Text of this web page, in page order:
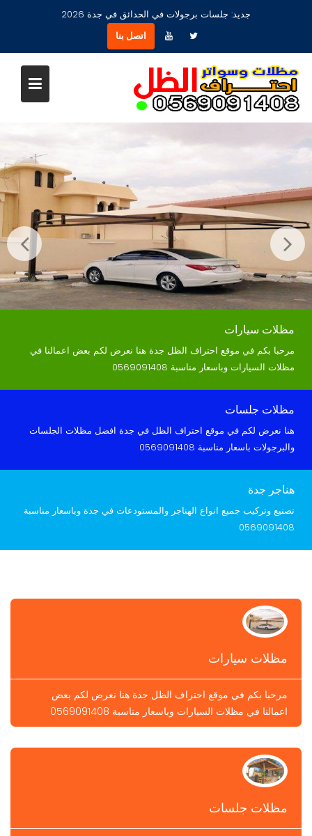
جديد: جلسات برجولات في الحدائق في جدة 2026
اتصل بنا
مظلات سيارات
مرحبا بكم في موقع احتراف الظل جدة هنا نعرض لكم بعض اعمالنا في
مظلات السيارات وباسعار مناسبة 0569091408
مظلات جلسات
هنا نعرض لكم في موقع احتراف الظل في جدة افضل مظلات الجلسات
والبرجولات باسعار مناسبة 0569091408
هناجر جدة
تصنيع وتركيب جميع انواع الهناجر والمستودعات في جدة وباسعار مناسبة
0569091408
مظلات سيارات
مرحبا بكم في موقع احتراف الظل جدة هنا نعرض لكم بعض
اعمالنا في مظلات السيارات وباسعار مناسبة 0569091408
مظلات جلسات